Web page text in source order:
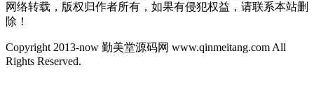
网络转载，版权归作者所有，如果有侵犯权益，请联系本站删
除！
Copyright 2013-now 勤美堂源码网 www.qinmeitang.com All
Rights Reserved.